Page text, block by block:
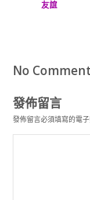
友誼
No
發佈留言
發佈留言必須填寫的電